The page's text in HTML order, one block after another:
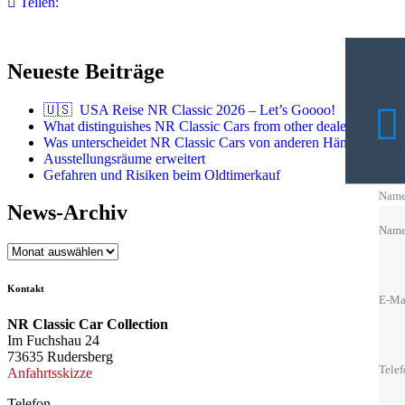
Neueste Beiträge
🇺🇸 USA Reise NR Classic 2026 – Let’s Goooo!
What distinguishes NR Classic Cars from other dealers?
Was unterscheidet NR Classic Cars von anderen Händlern?
Ausstellungsräume erweitert
Gefahren und Risiken beim Oldtimerkauf
News-Archiv
News-
Kontakt
NR Classic Car Collection
Im Fuchshau 24
73635 Rudersberg
Anfahrtsskizze
E-